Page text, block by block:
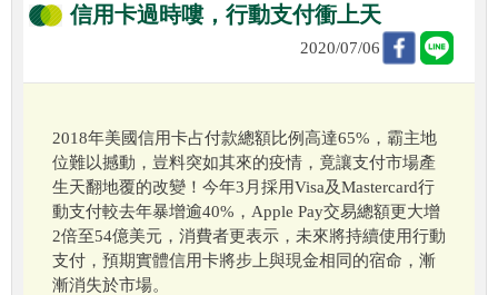
信用卡過時嘍，行動支付衝上天
2020/07/06
2018年美國信用卡占付款總額比例高達65%，霸主地
位難以撼動，豈料突如其來的疫情，竟讓支付市場產
生天翻地覆的改變！今年3月採用Visa及Mastercard行
動支付較去年暴增逾40%，Apple Pay交易總額更大增
2倍至54億美元，消費者更表示，未來將持續使用行動
支付，預期實體信用卡將步上與現金相同的宿命，漸
漸消失於市場。